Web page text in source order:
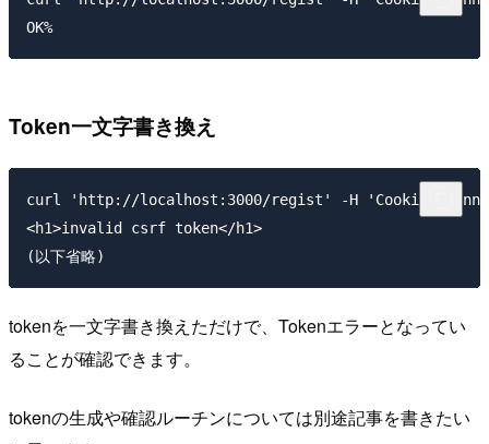
Token一文字書き換え
curl 'http://localhost:3000/regist' -H 'Cookie:
<h1>invalid csrf token</h1>
tokenを一文字書き換えただけで、Tokenエラーとなってい
ることが確認できます。
tokenの生成や確認ルーチンについては別途記事を書きたい